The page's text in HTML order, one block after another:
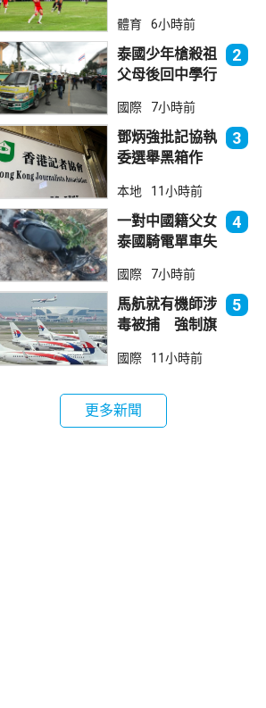
體育 6小時前
泰國少年槍殺祖
父母後回中學行
死23傷
2
國際 7小時前
鄧炳強批記協執
委選舉黑箱作
國安一定「釘死
你」
3
本地 11小時前
一對中國籍父女
泰國騎電單車失
傷
4
國際 7小時前
馬航就有機師涉
毒被捕 強制旗
毒品檢測
5
國際 11小時前
更多新聞